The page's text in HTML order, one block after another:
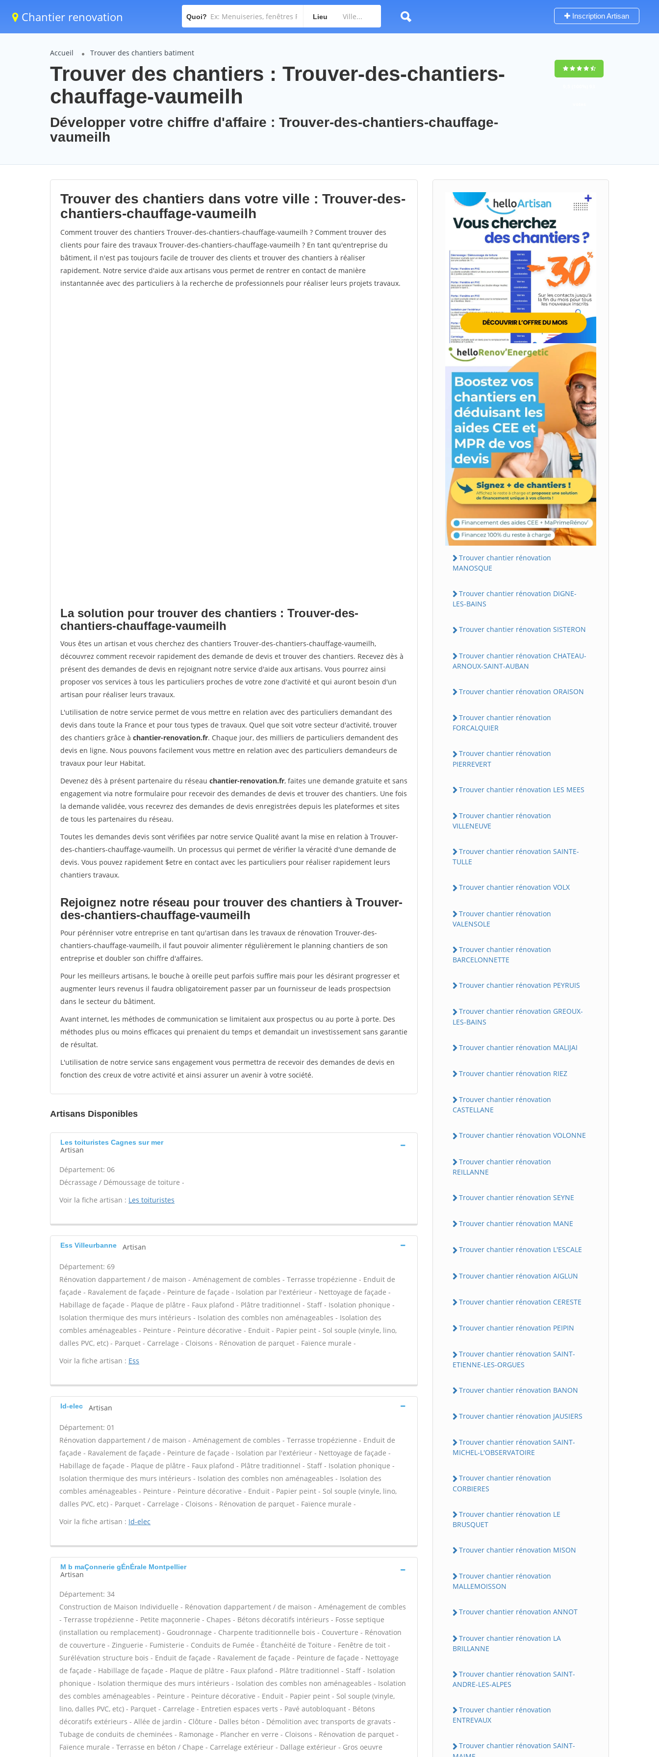
Chantier renovation Quoi? Lieu Inscription Artisan
Accueil Trouver des chantiers batiment
Trouver des chantiers : Trouver-des-chantiers-
chauffage-vaumeilh
Développer votre chiffre d'affaire : Trouver-des-chantiers-chauffage-
vaumeilh
Trouver des chantiers dans votre ville : Trouver-des-
chantiers-chauffage-vaumeilh
Comment trouver des chantiers Trouver-des-chantiers-chauffage-vaumeilh ? Comment trouver des
clients pour faire des travaux Trouver-des-chantiers-chauffage-vaumeilh ? En tant qu'entreprise du
bâtiment, il n'est pas toujours facile de trouver des clients et trouver des chantiers à réaliser
rapidement. Notre service d'aide aux artisans vous permet de rentrer en contact de manière
instantannée avec des particuliers à la recherche de professionnels pour réaliser leurs projets travaux.
La solution pour trouver des chantiers : Trouver-des-
chantiers-chauffage-vaumeilh
Vous êtes un artisan et vous cherchez des chantiers Trouver-des-chantiers-chauffage-vaumeilh,
découvrez comment recevoir rapidement des demande de devis et trouver des chantiers. Recevez dès à
présent des demandes de devis en rejoignant notre service d'aide aux artisans. Vous pourrez ainsi
proposer vos services à tous les particuliers proches de votre zone d'activité et qui auront besoin d'un
artisan pour réaliser leurs travaux.
L'utilisation de notre service permet de vous mettre en relation avec des particuliers demandant des
devis dans toute la France et pour tous types de travaux. Quel que soit votre secteur d'activité, trouver
des chantiers grâce à chantier-renovation.fr. Chaque jour, des milliers de particuliers demandent des
devis en ligne. Nous pouvons facilement vous mettre en relation avec des particuliers demandeurs de
travaux pour leur Habitat.
Devenez dès à présent partenaire du réseau chantier-renovation.fr, faites une demande gratuite et sans
engagement via notre formulaire pour recevoir des demandes de devis et trouver des chantiers. Une fois
la demande validée, vous recevrez des demandes de devis enregistrées depuis les plateformes et sites
de tous les partenaires du réseau.
Toutes les demandes devis sont vérifiées par notre service Qualité avant la mise en relation à Trouver-
des-chantiers-chauffage-vaumeilh. Un processus qui permet de vérifier la véracité d'une demande de
devis. Vous pouvez rapidement $etre en contact avec les particuliers pour réaliser rapidement leurs
chantiers travaux.
Rejoignez notre réseau pour trouver des chantiers à Trouver-
des-chantiers-chauffage-vaumeilh
Pour pérénniser votre entreprise en tant qu'artisan dans les travaux de rénovation Trouver-des-
chantiers-chauffage-vaumeilh, il faut pouvoir alimenter régulièrement le planning chantiers de son
entreprise et doubler son chiffre d'affaires.
Pour les meilleurs artisans, le bouche à oreille peut parfois suffire mais pour les désirant progresser et
augmenter leurs revenus il faudra obligatoirement passer par un fournisseur de leads prospectsion
dans le secteur du bâtiment.
Avant internet, les méthodes de communication se limitaient aux prospectus ou au porte à porte. Des
méthodes plus ou moins efficaces qui prenaient du temps et demandait un investissement sans garantie
de résultat.
L'utilisation de notre service sans engagement vous permettra de recevoir des demandes de devis en
fonction des creux de votre activité et ainsi assurer un avenir à votre société.
Artisans Disponibles
Les toituristes Cagnes sur mer
Artisan
Département: 06
Décrassage / Démoussage de toiture -
Voir la fiche artisan : Les toituristes
Ess Villeurbanne Artisan
Département: 69
Rénovation dappartement / de maison - Aménagement de combles - Terrasse tropézienne - Enduit de
façade - Ravalement de façade - Peinture de façade - Isolation par l'extérieur - Nettoyage de façade -
Habillage de façade - Plaque de plâtre - Faux plafond - Plâtre traditionnel - Staff - Isolation phonique -
Isolation thermique des murs intérieurs - Isolation des combles non aménageables - Isolation des
combles aménageables - Peinture - Peinture décorative - Enduit - Papier peint - Sol souple (vinyle, lino,
dalles PVC, etc) - Parquet - Carrelage - Cloisons - Rénovation de parquet - Faïence murale -
Voir la fiche artisan : Ess
Id-elec Artisan
Département: 01
Rénovation dappartement / de maison - Aménagement de combles - Terrasse tropézienne - Enduit de
façade - Ravalement de façade - Peinture de façade - Isolation par l'extérieur - Nettoyage de façade -
Habillage de façade - Plaque de plâtre - Faux plafond - Plâtre traditionnel - Staff - Isolation phonique -
Isolation thermique des murs intérieurs - Isolation des combles non aménageables - Isolation des
combles aménageables - Peinture - Peinture décorative - Enduit - Papier peint - Sol souple (vinyle, lino,
dalles PVC, etc) - Parquet - Carrelage - Cloisons - Rénovation de parquet - Faïence murale -
Voir la fiche artisan : Id-elec
M b maÇonnerie gÉnÉrale Montpellier
Artisan
Département: 34
Construction de Maison Individuelle - Rénovation dappartement / de maison - Aménagement de combles
- Terrasse tropézienne - Petite maçonnerie - Chapes - Bétons décoratifs intérieurs - Fosse septique
(installation ou remplacement) - Goudronnage - Charpente traditionnelle bois - Couverture - Rénovation
de couverture - Zinguerie - Fumisterie - Conduits de Fumée - Étanchéité de Toiture - Fenêtre de toit -
Surélévation structure bois - Enduit de façade - Ravalement de façade - Peinture de façade - Nettoyage
de façade - Habillage de façade - Plaque de plâtre - Faux plafond - Plâtre traditionnel - Staff - Isolation
phonique - Isolation thermique des murs intérieurs - Isolation des combles non aménageables - Isolation
des combles aménageables - Peinture - Peinture décorative - Enduit - Papier peint - Sol souple (vinyle,
lino, dalles PVC, etc) - Parquet - Carrelage - Entretien espaces verts - Pavé autobloquant - Bétons
décoratifs extérieurs - Allée de jardin - Clôture - Dalles béton - Démolition avec transports de gravats -
Tubage de conduits de cheminées - Ramonage - Plancher en verre - Cloisons - Rénovation de parquet -
Faïence murale - Terrasse en béton / Chape - Carrelage extérieur - Dallage extérieur - Gros oeuvre
Trouver chantier rénovation
MANOSQUE
Trouver chantier rénovation DIGNE-
LES-BAINS
Trouver chantier rénovation SISTERON
Trouver chantier rénovation CHATEAU-
ARNOUX-SAINT-AUBAN
Trouver chantier rénovation ORAISON
Trouver chantier rénovation
FORCALQUIER
Trouver chantier rénovation
PIERREVERT
Trouver chantier rénovation LES MEES
Trouver chantier rénovation
VILLENEUVE
Trouver chantier rénovation SAINTE-
TULLE
Trouver chantier rénovation VOLX
Trouver chantier rénovation
VALENSOLE
Trouver chantier rénovation
BARCELONNETTE
Trouver chantier rénovation PEYRUIS
Trouver chantier rénovation GREOUX-
LES-BAINS
Trouver chantier rénovation MALIJAI
Trouver chantier rénovation RIEZ
Trouver chantier rénovation
CASTELLANE
Trouver chantier rénovation VOLONNE
Trouver chantier rénovation
REILLANNE
Trouver chantier rénovation SEYNE
Trouver chantier rénovation MANE
Trouver chantier rénovation L'ESCALE
Trouver chantier rénovation AIGLUN
Trouver chantier rénovation CERESTE
Trouver chantier rénovation PEIPIN
Trouver chantier rénovation SAINT-
ETIENNE-LES-ORGUES
Trouver chantier rénovation BANON
Trouver chantier rénovation JAUSIERS
Trouver chantier rénovation SAINT-
MICHEL-L'OBSERVATOIRE
Trouver chantier rénovation
CORBIERES
Trouver chantier rénovation LE
BRUSQUET
Trouver chantier rénovation MISON
Trouver chantier rénovation
MALLEMOISSON
Trouver chantier rénovation ANNOT
Trouver chantier rénovation LA
BRILLANNE
Trouver chantier rénovation SAINT-
ANDRE-LES-ALPES
Trouver chantier rénovation
ENTREVAUX
Trouver chantier rénovation SAINT-